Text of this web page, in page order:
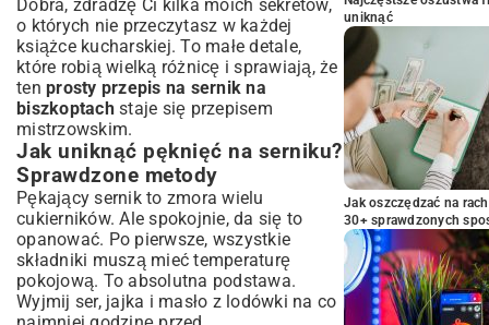
Dobra, zdradzę Ci kilka moich sekretów,
o których nie przeczytasz w każdej
książce kucharskiej. To małe detale,
które robią wielką różnicę i sprawiają, że
ten prosty przepis na sernik na
biszkoptachstaje się przepisem
mistrzowskim.
Jak uniknąć pęknięć na serniku?
Sprawdzone metody
Pękający sernik to zmora wielu
cukierników. Ale spokojnie, da się to
opanować. Po pierwsze, wszystkie
składniki muszą mieć temperaturę
pokojową. To absolutna podstawa.
Wyjmij ser, jajka i masło z lodówki na co
uniknąć
Jak oszczędzać na
30+ sprawdzonych